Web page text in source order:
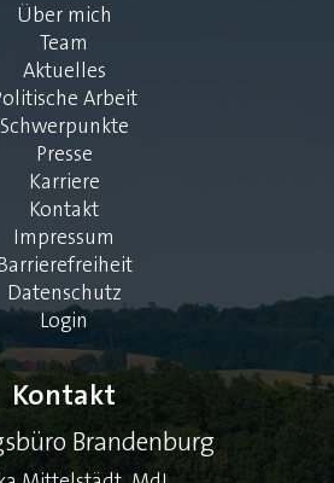
Über mich
Team
Aktuelles
Arbeit
Schwerpunkte
Presse
Karriere
Kontakt
Impressum
Datenschutz
Login
Kontakt
Brandenburg